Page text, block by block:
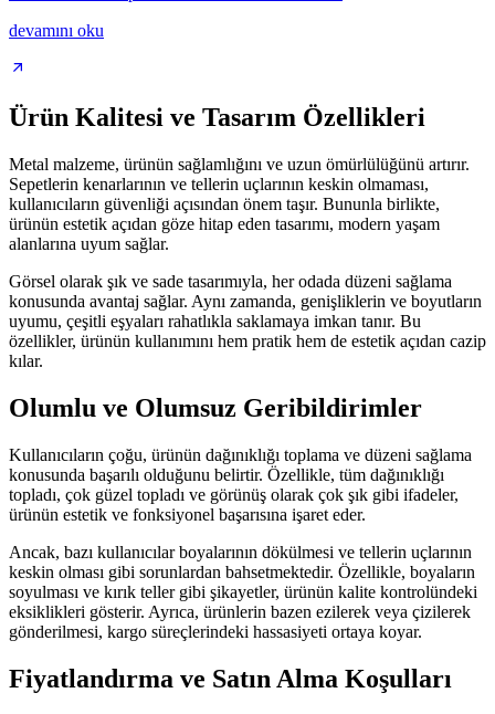
devamını oku
Ürün Kalitesi ve Tasarım Özellikleri
Metal malzeme, ürünün sağlamlığını ve uzun ömürlülüğünü artırır.
Sepetlerin kenarlarının ve tellerin uçlarının keskin olmaması,
kullanıcıların güvenliği açısından önem taşır. Bununla birlikte,
ürünün estetik açıdan göze hitap eden tasarımı, modern yaşam
alanlarına uyum sağlar.
Görsel olarak şık ve sade tasarımıyla, her odada düzeni sağlama
konusunda avantaj sağlar. Aynı zamanda, genişliklerin ve boyutların
uyumu, çeşitli eşyaları rahatlıkla saklamaya imkan tanır. Bu
özellikler, ürünün kullanımını hem pratik hem de estetik açıdan cazip
kılar.
Olumlu ve Olumsuz Geribildirimler
Kullanıcıların çoğu, ürünün dağınıklığı toplama ve düzeni sağlama
konusunda başarılı olduğunu belirtir. Özellikle, tüm dağınıklığı
topladı, çok güzel topladı ve görünüş olarak çok şık gibi ifadeler,
ürünün estetik ve fonksiyonel başarısına işaret eder.
Ancak, bazı kullanıcılar boyalarının dökülmesi ve tellerin uçlarının
keskin olması gibi sorunlardan bahsetmektedir. Özellikle, boyaların
soyulması ve kırık teller gibi şikayetler, ürünün kalite kontrolündeki
eksiklikleri gösterir. Ayrıca, ürünlerin bazen ezilerek veya çizilerek
gönderilmesi, kargo süreçlerindeki hassasiyeti ortaya koyar.
Fiyatlandırma ve Satın Alma Koşulları